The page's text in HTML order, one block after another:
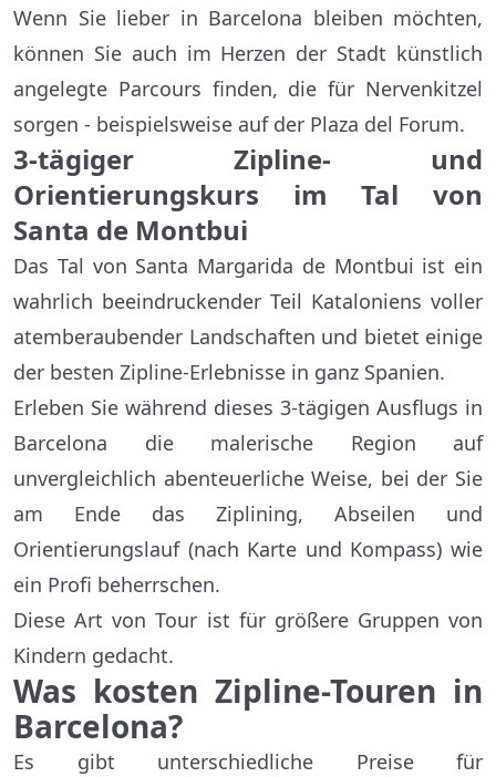
Wenn Sie lieber in Barcelona bleiben möchten,
können Sie auch im Herzen der Stadt künstlich
angelegte Parcours finden, die für Nervenkitzel
sorgen - beispielsweise auf der Plaza del Forum.
3-tägiger Zipline- und
Orientierungskurs im Tal von
Santa de Montbui
Das Tal von Santa Margarida de Montbui ist ein
wahrlich beeindruckender Teil Kataloniens voller
atemberaubender Landschaften und bietet einige
der besten Zipline-Erlebnisse in ganz Spanien.
Erleben Sie während dieses 3-tägigen Ausflugs in
Barcelona die malerische Region auf
unvergleichlich abenteuerliche Weise, bei der Sie
am Ende das Ziplining, Abseilen und
Orientierungslauf (nach Karte und Kompass) wie
ein Profi beherrschen.
Diese Art von Tour ist für größere Gruppen von
Kindern gedacht.
Was kosten Zipline-Touren in
Barcelona?
Es gibt unterschiedliche Preise für